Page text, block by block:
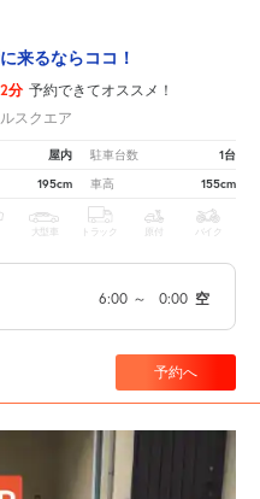
来るならココ！
分 予約できてオススメ！
スクエア
屋内 駐車台数 1台
195cm 車高 155cm
大型車 トラック 原付 バイク
6:00 ～ 0:00 空
予約へ